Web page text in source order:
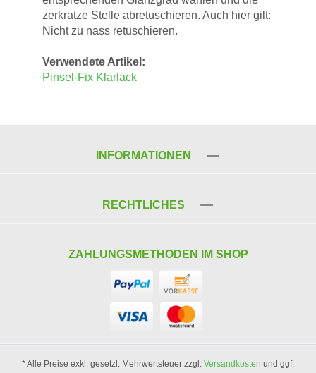
zerkratze Stelle abretuschieren. Auch hier gilt:
Nicht zu nass retuschieren.
Verwendete Artikel:
Pinsel-Fix Klarlack
INFORMATIONEN
RECHTLICHES
ZAHLUNGSMETHODEN IM SHOP
* Alle Preise exkl. gesetzl. Mehrwertsteuer zzgl. Versandkosten und ggf.